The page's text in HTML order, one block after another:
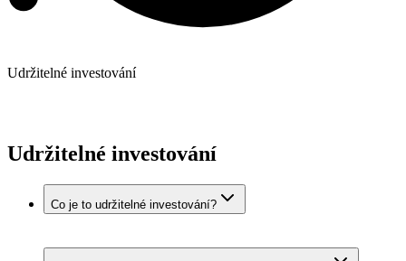
Udržitelné investování
Udržitelné investování
Co je to udržitelné investování?
směr často nazývá v zahraničí, je založeno na tom, že